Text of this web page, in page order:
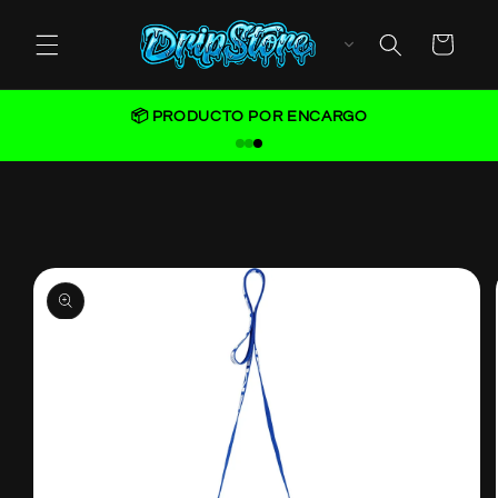
content
Cart
📦 PRODUCTO POR ENCARGO